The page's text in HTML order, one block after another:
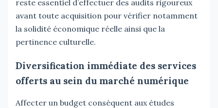
reste essentiel d’effectuer des audits rigoureux
avant toute acquisition pour vérifier notamment
la solidité économique réelle ainsi que la
pertinence culturelle.
Diversification immédiate des services
offerts au sein du marché numérique
Affecter un budget conséquent aux études